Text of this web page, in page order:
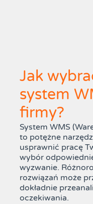
Jak
system
firmy?
System WMS
to potężne
usprawnić pracę
wybór
wyzwanie.
rozwiązań może
dokładnie
oczekiwania.